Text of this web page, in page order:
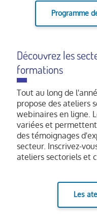
Programme
Découvrez les
formations
Tout au long de
propose des ateliers
webinaires en ligne.
variées et
des témoignages
secteur. Inscrivez-
ateliers sectoriels et
Les